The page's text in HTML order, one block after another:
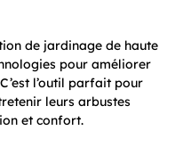
de jardinage de haute
pour améliorer
l’outil parfait pour
leurs arbustes
et confort.